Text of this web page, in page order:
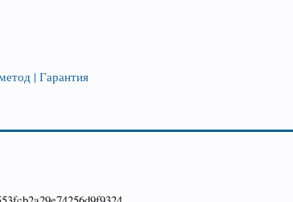
| Гарантия